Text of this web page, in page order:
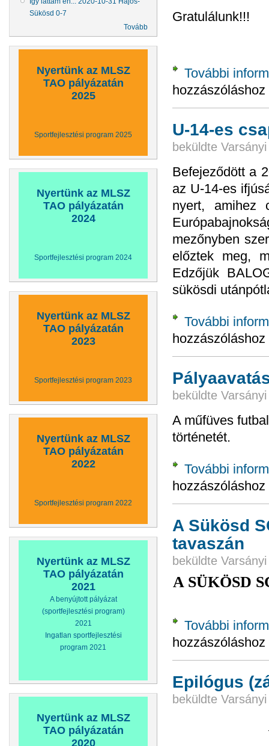
Sükösd 0-7
Tovább
Nyertünk az MLSZ
TAO pályázatán
2025
Sportfejlesztési program 2025
Nyertünk az MLSZ
TAO pályázatán
2024
Sportfejlesztési program 2024
Nyertünk az MLSZ
TAO pályázatán
2023
Sportfejlesztési program 2023
Nyertünk az MLSZ
TAO pályázatán
2022
Sportfejlesztési program 2022
Nyertünk az MLSZ
TAO pályázatán
2021
A benyújtott pályázat
(sportfejlesztési program)
2021
Ingatlan sportfejlesztési
program 2021
Nyertünk az MLSZ
TAO pályázatán
2020
Gratulálunk!!!
További
hozzászóláshoz
U-14-es
beküldte
Befejeződött a
az U-14-es
nyert, amihez
mezőnyben
előztek meg,
Edzőjük
sükösdi
További
hozzászóláshoz
beküldte
A műfüves
történetét.
További
hozzászóláshoz
A Sükösd
tavaszán
beküldte
A SÜKÖSD
További
hozzászóláshoz
Epilógus
beküldte